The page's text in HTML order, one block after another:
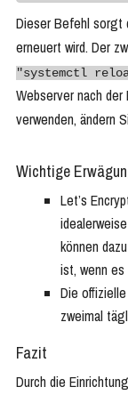
Dieser Befehl sorgt
erneuert wird. Der
"systemctl
Webserver nach
verwenden, ändern
Wichtige
Let’s
können
ist, wenn es
Die
zweimal
Fazit
Durch die